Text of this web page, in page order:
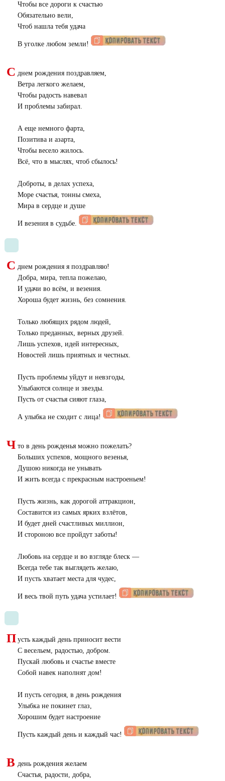
Чтобы все дороги к счастью
Обязательно вели,
Чтоб нашла тебя удача
В уголке любом земли!
С днем рождения поздравляем,
Ветра легкого желаем,
Чтобы радость навевал
И проблемы забирал.
А еще немного фарта,
Позитива и азарта,
Чтобы весело жилось.
Всё, что в мыслях, чтоб сбылось!
Доброты, в делах успеха,
Море счастья, тонны смеха,
Мира в сердце и душе
И везения в судьбе.
С днем рождения я поздравляю!
Добра, мира, тепла пожелаю,
И удачи во всём, и везения.
Хороша будет жизнь, без сомнения.
Только любящих рядом людей,
Только преданных, верных друзей.
Лишь успехов, идей интересных,
Новостей лишь приятных и честных.
Пусть проблемы уйдут и невзгоды,
Улыбаются солнце и звезды.
Пусть от счастья сияют глаза,
А улыбка не сходит с лица!
Ч то в день рожденья можно пожелать?
Больших успехов, мощного везенья,
Душою никогда не унывать
И жить всегда с прекрасным настроеньем!
Пусть жизнь, как дорогой аттракцион,
Составится из самых ярких взлётов,
И будет дней счастливых миллион,
И стороною все пройдут заботы!
Любовь на сердце и во взгляде блеск —
Всегда тебе так выглядеть желаю,
И пусть хватает места для чудес,
И весь твой путь удача устилает!
П усть каждый день приносит вести
С весельем, радостью, добром.
Пускай любовь и счастье вместе
Собой навек наполнят дом!
И пусть сегодня, в день рождения
Улыбка не покинет глаз,
Хорошим будет настроение
Пусть каждый день и каждый час!
В день рождения желаем
Счастья, радости, добра,